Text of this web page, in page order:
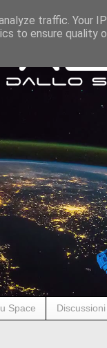
Space Discussioni
traffic. Your
to ensure quality